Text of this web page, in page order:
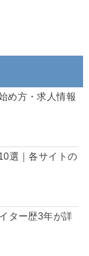
め方・求人情報
選｜各サイトの
ター歴3年が詳